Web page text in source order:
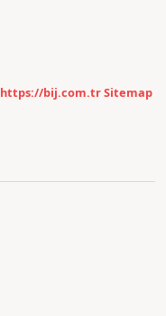
https://bij.com.trSitemap